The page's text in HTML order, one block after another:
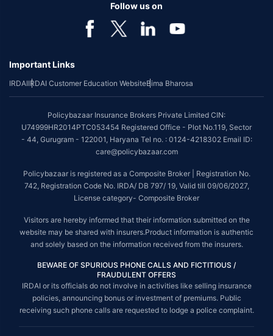
Follow us on
Important Links
IRDAIIRDAI Customer Education WebsiteBima Bharosa
Policybazaar Insurance Brokers Private Limited CIN:
U74999HR2014PTC053454 Registered Office - Plot No.119, Sector
- 44, Gurugram - 122001, Haryana Tel no. : 0124-4218302 Email ID:
care@policybazaar.com
Policybazaar is registered as a Composite Broker | Registration No.
742, Registration Code No. IRDA/ DB 797/ 19, Valid till 09/06/2027,
License category- Composite Broker
Visitors are hereby informed that their information submitted on the
website may be shared with insurers.Product information is authentic
and solely based on the information received from the insurers.
BEWARE OF SPURIOUS PHONE CALLS AND FICTITIOUS /
FRAUDULENT OFFERS
IRDAI or its officials do not involve in activities like selling insurance
policies, announcing bonus or investment of premiums. Public
receiving such phone calls are requested to lodge a police complaint.